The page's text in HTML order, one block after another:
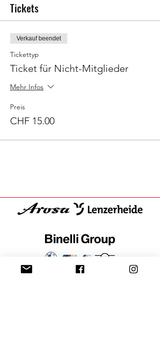
Tickets
Verkauf beendet
Tickettyp
Ticket für Nicht-Mitglieder
Mehr Infos
Preis
CHF 15.00